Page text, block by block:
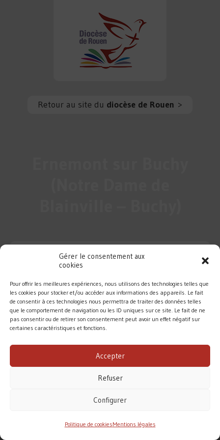
Gérer le consentement aux
cookies
Pour offrir les meilleures expériences, nous utilisons des technologies telles que
les cookies pour stocker et/ou accéder aux informations des appareils. Le fait
de consentir à ces technologies nous permettra de traiter des données telles
que le comportement de navigation ou les ID uniques sur ce site. Le fait de ne
pas consentir ou de retirer son consentement peut avoir un effet négatif sur
certaines caractéristiques et fonctions.
Accepter
Refuser
Configurer
Politique de cookiesMentions légales
Retour au site du diocèse de Rouen >
DIOCÈSE DE ROUEN
aucune subvention pour accomplir sa mission.
Le diocèse de Rouen vit principalement des dons des